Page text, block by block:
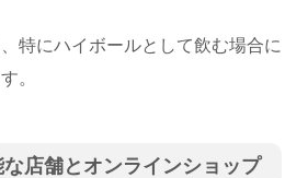
特にハイボールとして飲む場合に
。
店舗とオンラインショップ